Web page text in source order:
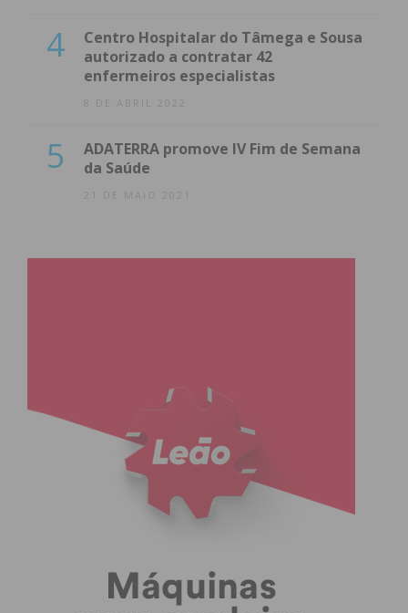
4
Centro Hospitalar do Tâmega e Sousa
autorizado a contratar 42
enfermeiros especialistas
8 DE ABRIL 2022
5
ADATERRA promove IV Fim de Semana
da Saúde
21 DE MAIO 2021